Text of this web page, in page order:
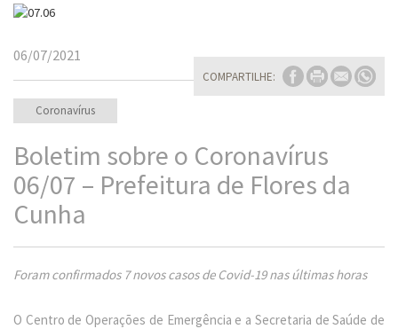
COMPARTILHE:
06/07/2021
Coronavírus
Boletim sobre o Coronavírus
06/07 – Prefeitura de Flores da
Cunha
Foram confirmados 7 novos casos de Covid-19 nas últimas horas
O Centro de Operações de Emergência e a Secretaria de Saúde de